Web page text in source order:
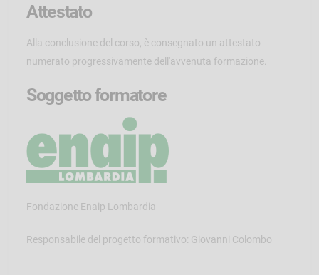
Attestato
Alla conclusione del corso, è consegnato un attestato
numerato progressivamente dell'avvenuta formazione.
Soggetto formatore
Fondazione Enaip Lombardia
Responsabile del progetto formativo: Giovanni Colombo